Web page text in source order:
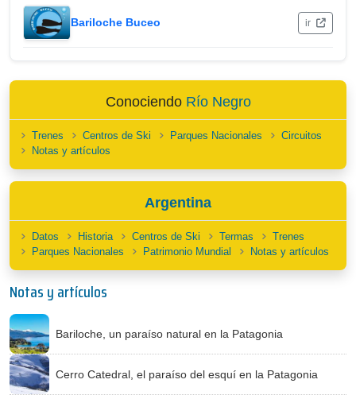
Bariloche Buceo ir
Conociendo Río Negro
Trenes Centros de Ski Parques Nacionales
Circuitos
Notas y artículos
Argentina
Datos Historia Centros de Ski Termas
Trenes
Parques Nacionales
Patrimonio Mundial Notas y artículos
Notas y artículos
Bariloche, un paraíso natural en la Patagonia
Cerro Catedral, el paraíso del esquí en la Patagonia